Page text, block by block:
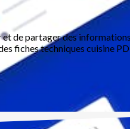
de partager des
fiches techniques cuisine